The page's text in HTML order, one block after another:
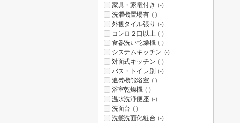
家具・家電付き (-)
洗濯機置場有 (-)
外観タイル張り (-)
コンロ２口以上 (-)
食器洗い乾燥機 (-)
システムキッチン (-)
対面式キッチン (-)
バス・トイレ別 (-)
追焚機能浴室 (-)
浴室乾燥機 (-)
温水洗浄便座 (-)
洗面台 (-)
洗髪洗面化粧台 (-)